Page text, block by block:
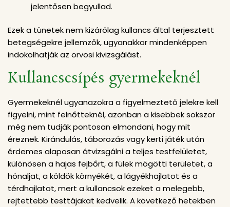
jelentősen begyullad.
Ezek a tünetek nem kizárólag kullancs által terjesztett
betegségekre jellemzők, ugyanakkor mindenképpen
indokolhatják az orvosi kivizsgálást.
Kullancscsípés gyermekeknél
Gyermekeknél ugyanazokra a figyelmeztető jelekre kell
figyelni, mint felnőtteknél, azonban a kisebbek sokszor
még nem tudják pontosan elmondani, hogy mit
éreznek. Kirándulás, táborozás vagy kerti játék után
érdemes alaposan átvizsgálni a teljes testfelületet,
különösen a hajas fejbőrt, a fülek mögötti területet, a
hónaljat, a köldök környékét, a lágyékhajlatot és a
térdhajlatot, mert a kullancsok ezeket a melegebb,
rejtettebb testtájakat kedvelik. A következő hetekben